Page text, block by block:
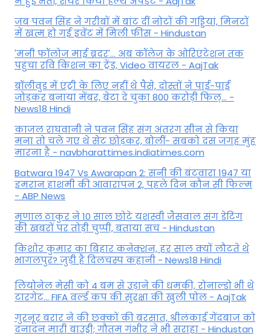
जब पवन सिंह ने गरीबों में बांट दीं नोटों की गड्डियां, मिनटों
में खत्म हो गई इवेंट में मिली फीस - Hindustan
'मनी फॉलोज माई ब्रदर'... अब कॉलेज के ओरिएंटेशन तक
पहुंचा रवि किशन का ट्रेंड, Video वायरल - AajTak
बॉलीवुड में एंट्री के लिए नहीं थे पैसे, दोस्तों ने पाई-पाई
जोड़कर बनाया मेंबर, बेटा दे चुका 800 करोड़ी फिल्... -
News18 Hindi
काजल राघवानी ने पवन सिंह संग अंतरंग सीन से किया
मना तो चले गए थे सेट छोड़कर, बोलीं- सबको दस जगह मुंह
मारना है - navbharattimes.indiatimes.com
Batwara 1947 Vs Awarapan 2: सनी की बंटवारा 1947 या
इमरान हाशमी की आवारापन 2, पहले दिन कौन सी फिल्म
- ABP News
मृणाल ठाकुर ने 10 साल छोटे यशस्वी जैसवाल संग डेटिंग
की खबरों पर तोड़ी चुप्पी, बताया सच - Hindustan
किशोर कुमार का बिहार कनेक्शन, हर साल क्यों लौटते थे
भागलपुर? जुड़ी है दिलचस्प कहानी - News18 Hindi
ल‍ियोनेल मेसी को 4 बम से उड़ाने की धमकी, रोनाल्डो भी थे
टारगेट... FIFA वर्ल्ड कप की सुरक्षा की खुली पोल - AajTak
गुरनूर बरार ने की छक्कों की बरसात, श्रीलंकाई गेंदबाज को
दनादन मारी बाउंड्री; गौतम गंभीर ने भी सराहा - Hindustan